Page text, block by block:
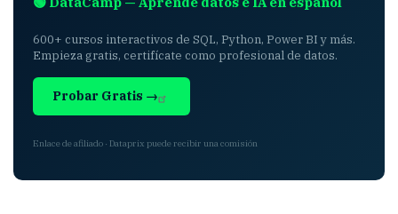
600+ cursos interactivos de SQL, Python, Power BI y más.
Empieza gratis, certifícate como profesional de datos.
Probar Gratis →
Enlace de afiliado · Dataprix puede recibir una comisión